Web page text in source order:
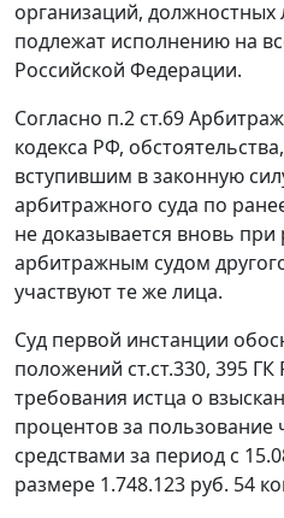
организаций, должностных
подлежат исполнению на
Российской Федерации.
Согласно п.2 ст.69
кодекса РФ,
вступившим в законную
арбитражного суда по
не доказывается вновь
арбитражным судом
участвуют те же лица.
Суд первой инстанции
положений ст.ст.330, 395 ГК
требования истца о
процентов за
средствами за период с
размере 1.748.123 руб. 54